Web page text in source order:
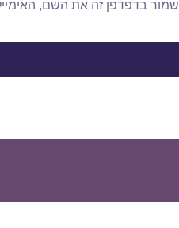
שמור בדפדפן זה את השם,